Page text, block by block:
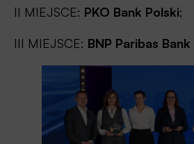
II MIEJSCE: PKO Bank Polski;
III MIEJSCE: BNP Paribas